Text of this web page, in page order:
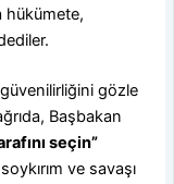
hükümete,
gözle
Başbakan
seçin”
ve savaşı